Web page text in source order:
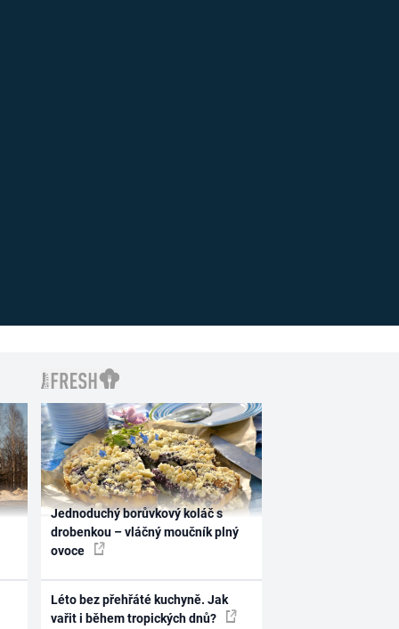
Jednoduchý borůvkový koláč s
drobenkou – vláčný moučník plný
ovoce
Léto bez přehřáté kuchyně. Jak
vařit i během tropických dnů?